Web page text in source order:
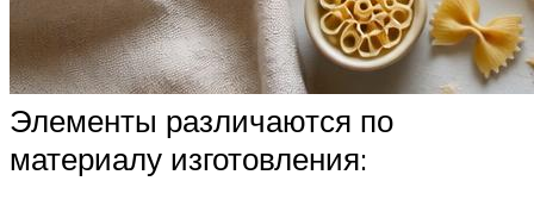
Элементы различаются по
материалу изготовления: